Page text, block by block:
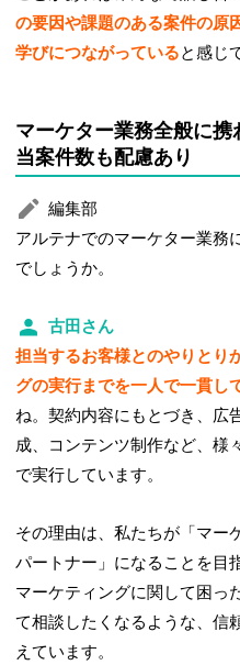
の要因や課題のある案件の原
学びにつながっていると感じ
マーケター業務全般に
当案件数も配慮あり
編集部
アルテナでのマーケター業務
でしょうか。
古田さん
担当するお客様とのやりとり
グの実行までを一人で一貫し
ね。契約内容にもとづき、広
成、コンテンツ制作など、様
で実行しています。
その理由は、私たちが「マー
パートナー」になることを目
マーケティングに関して困っ
て相談したくなるような、信
えています。